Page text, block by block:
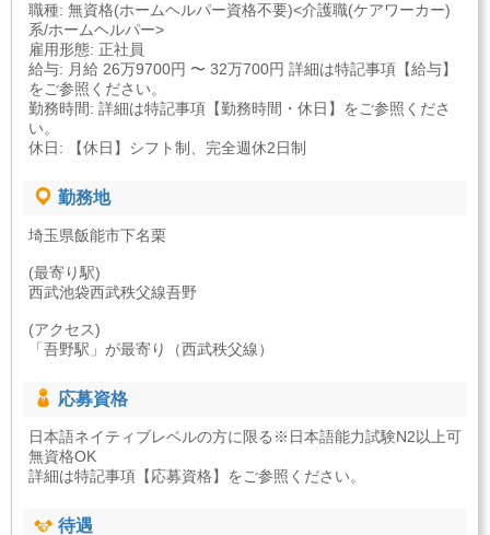
職種: 無資格(ホームヘルパー資格不要)<介護職(ケアワーカー)
系/ホームヘルパー>
雇用形態: 正社員
給与: 月給 26万9700円 〜 32万700円 詳細は特記事項【給与】
をご参照ください。
勤務時間: 詳細は特記事項【勤務時間・休日】をご参照くださ
い。
休日: 【休日】シフト制、完全週休2日制
勤務地
埼玉県飯能市下名栗
(最寄り駅)
西武池袋西武秩父線吾野
(アクセス)
「吾野駅」が最寄り（西武秩父線）
応募資格
日本語ネイティブレベルの方に限る※日本語能力試験N2以上可
無資格OK
詳細は特記事項【応募資格】をご参照ください。
待遇